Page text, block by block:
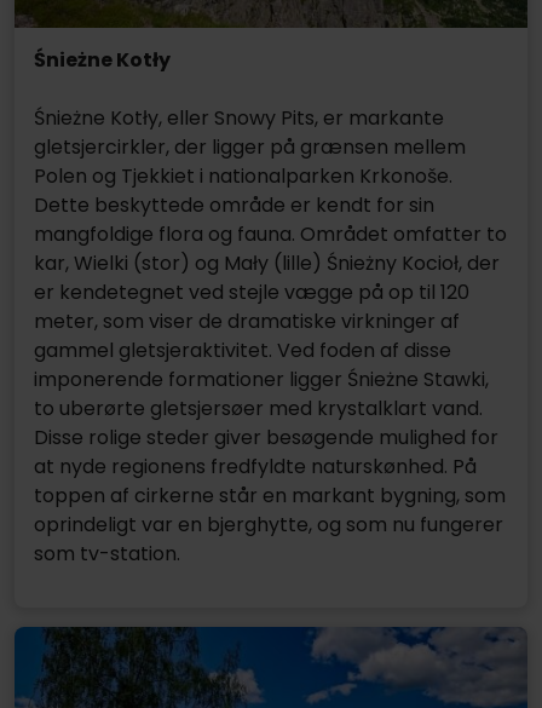
Śnieżne Kotły
Śnieżne Kotły, eller Snowy Pits, er markante
gletsjercirkler, der ligger på grænsen mellem
Polen og Tjekkiet i nationalparken Krkonoše.
Dette beskyttede område er kendt for sin
mangfoldige flora og fauna. Området omfatter to
kar, Wielki (stor) og Mały (lille) Śnieżny Kocioł, der
er kendetegnet ved stejle vægge på op til 120
meter, som viser de dramatiske virkninger af
gammel gletsjeraktivitet. Ved foden af disse
imponerende formationer ligger Śnieżne Stawki,
to uberørte gletsjersøer med krystalklart vand.
Disse rolige steder giver besøgende mulighed for
at nyde regionens fredfyldte naturskønhed. På
toppen af cirkerne står en markant bygning, som
oprindeligt var en bjerghytte, og som nu fungerer
som tv-station.